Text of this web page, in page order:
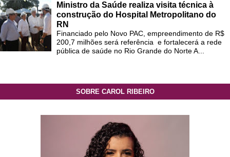
Ministro da Saúde realiza visita técnica à
construção do Hospital Metropolitano do
RN
Financiado pelo Novo PAC, empreendimento de R$
200,7 milhões será referência e fortalecerá a rede
pública de saúde no Rio Grande do Norte A...
SOBRE CAROL RIBEIRO